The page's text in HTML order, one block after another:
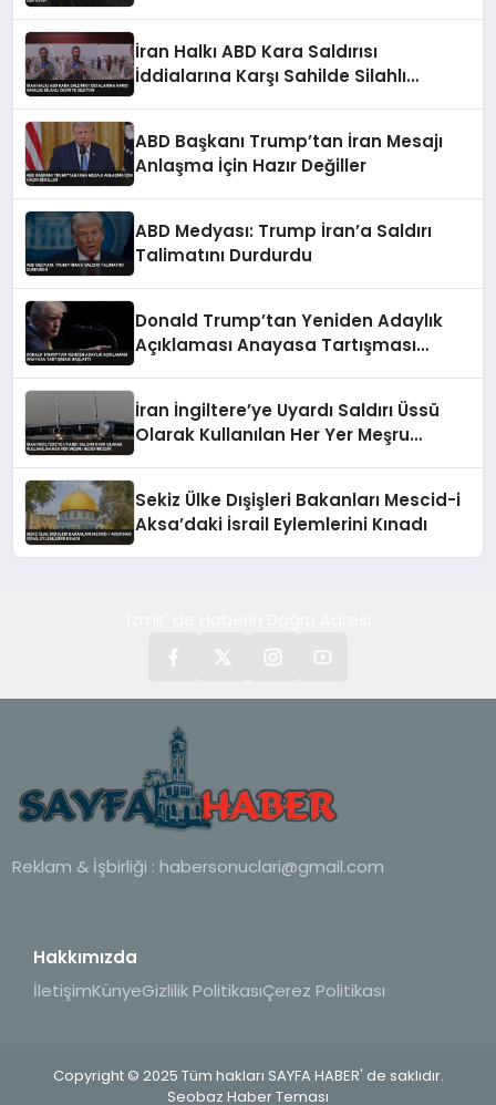
İran Halkı ABD Kara Saldırısı
İddialarına Karşı Sahilde Silahlı
ABD Başkanı Trump’tan İran Mesajı
Anlaşma İçin Hazır Değiller
ABD Medyası: Trump İran’a Saldırı
Talimatını Durdurdu
Donald Trump’tan Yeniden Adaylık
Açıklaması Anayasa Tartışması
İran İngiltere’ye Uyardı Saldırı Üssü
Olarak Kullanılan Her Yer Meşru
Sekiz Ülke Dışişleri Bakanları Mescid-i
Aksa’daki İsrail Eylemlerini Kınadı
Reklam & İşbirliği : habersonuclari@gmail.com
Hakkımızda
İletişimKünyeGizlilik PolitikasıÇerez Politikası
Copyright © 2025 Tüm hakları SAYFA HABER' de saklıdır.
Seobaz Haber Teması